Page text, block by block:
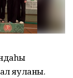
яуланы.